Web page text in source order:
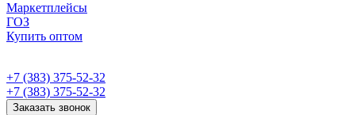
Маркетплейсы
ГОЗ
Купить оптом
+7 (383) 375-52-32
+7 (383) 375-52-32
Заказать звонок